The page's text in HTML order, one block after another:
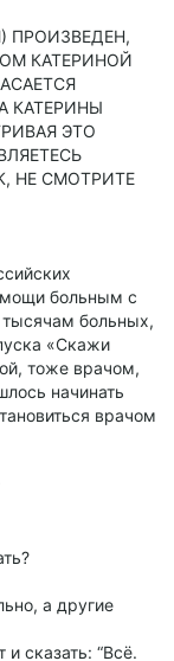
ПРОИЗВЕДЕН,
КАТЕРИНОЙ
КАТЕРИНЫ
ЭТО
НЕ СМОТРИТЕ
больным с
больных,
«Скажи
тоже врачом,
начинать
врачом
а другие
сказать: “Всё.